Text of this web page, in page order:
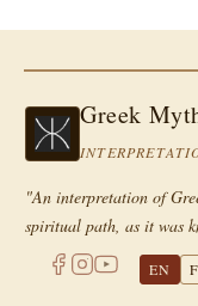
Greek
"An interpretation of
spiritual path, as it was
EN